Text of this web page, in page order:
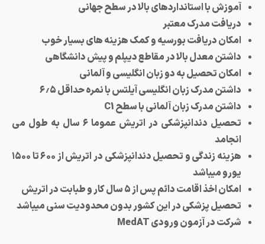
آموزش با استانداردهای بالا در سطح جهانی
دریافت مدرک معتبر
امکان دریافت بورسیه و کمک هزینه های بسیار خوب
داشتن معدل بالا در مقاطع دیپلم و پیش دانشگاهی
امکان تحصیل به دو زبان انگلیسی و آلمانی
داشتن مدرک زبان انگلیسی آیلتس با نمره حداقل ۶٫۵
داشتن مدرک زبان آلمانی با سطح C1
تحصیل دندانپزشکی در اتریش عموما ۶ سال به طول می
انجامد
هزینه زندگی و تحصیل دندانپزشکی در اتریش از ۶۰۰ تا ۱۵۰۰
یورو میباشد
امکان اخذ اقامت دائم پس از ۵ سال کار و طبابت در اتریش
تحصیل پزشکی در این کشور بدون محدودیت سنی میباشد
شرکت در آزمون ورودی MedAT